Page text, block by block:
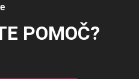
POMOČ?